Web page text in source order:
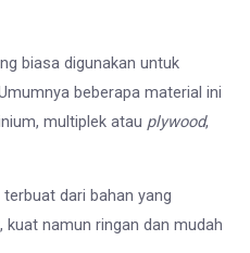
biasa digunakan untuk
beberapa material ini
multiplek atau plywood,
dari bahan yang
namun ringan dan mudah